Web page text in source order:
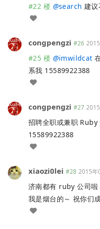
#22 楼 @search 建
congpengzi #26
#25 楼 @imwildcat
系我 15589922388
congpengzi #27
招聘全职或兼职
15589922388
xiaozi0lei #28 2015年
济南都有 ruby 公司啦
我是烟台的～ 祝你们